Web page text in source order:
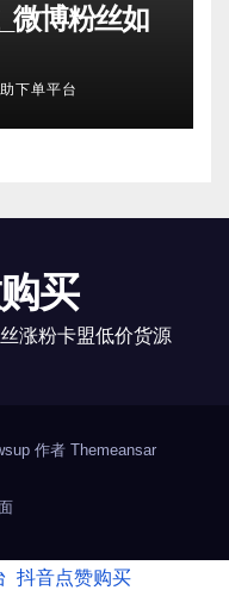
微博粉丝如
下单平台
买
涨粉卡盟低价货源
作者 Themeansar
抖音点赞购买